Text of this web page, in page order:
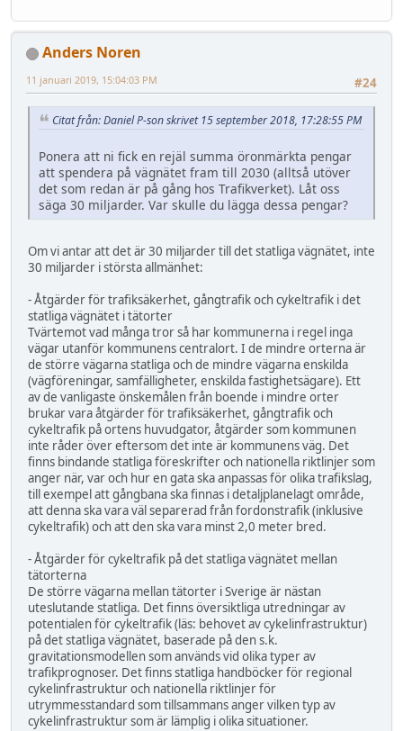
Anders Noren
#24
11 januari 2019, 15:04:03 PM
Citat från: Daniel P-son skrivet 15 september 2018, 17:28:55 PM
Ponera att ni fick en rejäl summa öronmärkta pengar
att spendera på vägnätet fram till 2030 (alltså utöver
det som redan är på gång hos Trafikverket). Låt oss
säga 30 miljarder. Var skulle du lägga dessa pengar?
Om vi antar att det är 30 miljarder till det statliga vägnätet, inte
30 miljarder i största allmänhet:
- Åtgärder för trafiksäkerhet, gångtrafik och cykeltrafik i det
statliga vägnätet i tätorter
Tvärtemot vad många tror så har kommunerna i regel inga
vägar utanför kommunens centralort. I de mindre orterna är
de större vägarna statliga och de mindre vägarna enskilda
(vägföreningar, samfälligheter, enskilda fastighetsägare). Ett
av de vanligaste önskemålen från boende i mindre orter
brukar vara åtgärder för trafiksäkerhet, gångtrafik och
cykeltrafik på ortens huvudgator, åtgärder som kommunen
inte råder över eftersom det inte är kommunens väg. Det
finns bindande statliga föreskrifter och nationella riktlinjer som
anger när, var och hur en gata ska anpassas för olika trafikslag,
till exempel att gångbana ska finnas i detaljplanelagt område,
att denna ska vara väl separerad från fordonstrafik (inklusive
cykeltrafik) och att den ska vara minst 2,0 meter bred.
- Åtgärder för cykeltrafik på det statliga vägnätet mellan
tätorterna
De större vägarna mellan tätorter i Sverige är nästan
uteslutande statliga. Det finns översiktliga utredningar av
potentialen för cykeltrafik (läs: behovet av cykelinfrastruktur)
på det statliga vägnätet, baserade på den s.k.
gravitationsmodellen som används vid olika typer av
trafikprognoser. Det finns statliga handböcker för regional
cykelinfrastruktur och nationella riktlinjer för
utrymmesstandard som tillsammans anger vilken typ av
cykelinfrastruktur som är lämplig i olika situationer.